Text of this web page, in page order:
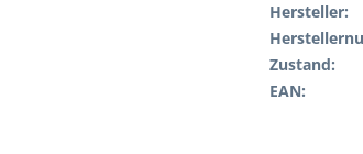
Hersteller:
Zustand:
EAN: